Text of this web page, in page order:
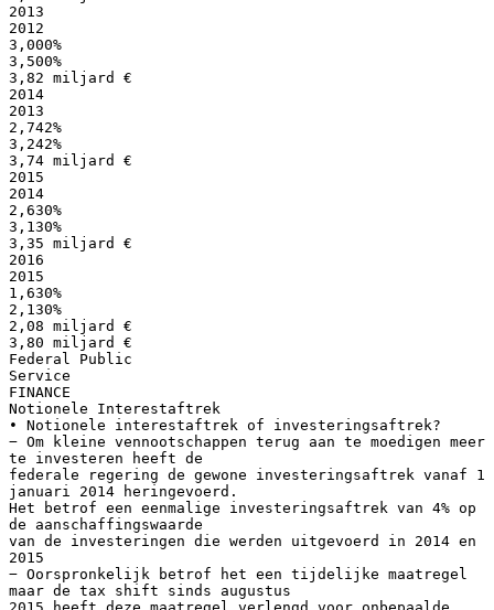
2013
2012
3,000%
3,500%
3,82 miljard €
2014
2013
2,742%
3,242%
3,74 miljard €
2015
2014
2,630%
3,130%
3,35 miljard €
2016
2015
1,630%
2,130%
2,08 miljard €
3,80 miljard €
Federal Public
Service
FINANCE
Notionele Interestaftrek
• Notionele interestaftrek of investeringsaftrek?
− Om kleine vennootschappen terug aan te moedigen meer
te investeren heeft de
federale regering de gewone investeringsaftrek vanaf 1
januari 2014 heringevoerd.
Het betrof een eenmalige investeringsaftrek van 4% op
de aanschaffingswaarde
van de investeringen die werden uitgevoerd in 2014 en
2015
− Oorspronkelijk betrof het een tijdelijke maatregel
maar de tax shift sinds augustus